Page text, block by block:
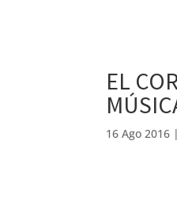
EL
16 Ago 2016 |